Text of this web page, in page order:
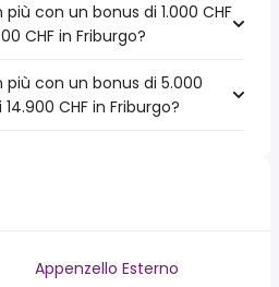
con un bonus di 1.000 CHF
CHF in Friburgo?
con un bonus di 5.000
CHF in Friburgo?
Appenzello Esterno